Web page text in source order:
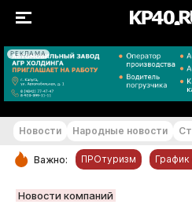
РЕКЛАМА
РУБРИКИ
Новости Народные новости
Важно: ПРОтуризм
Новости компаний